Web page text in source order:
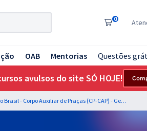
0
OAB Mentorias Questões
avulsos do site SÓ HOJE!
Marinha do Brasil - Corpo Auxiliar de Praças (CP-CAP) - Gestão de Qualidade para o cargo de Auxiliar Técnico de Praças (QATP) - Administração - Professor: Cosme Sérgio (Pós-Edital)